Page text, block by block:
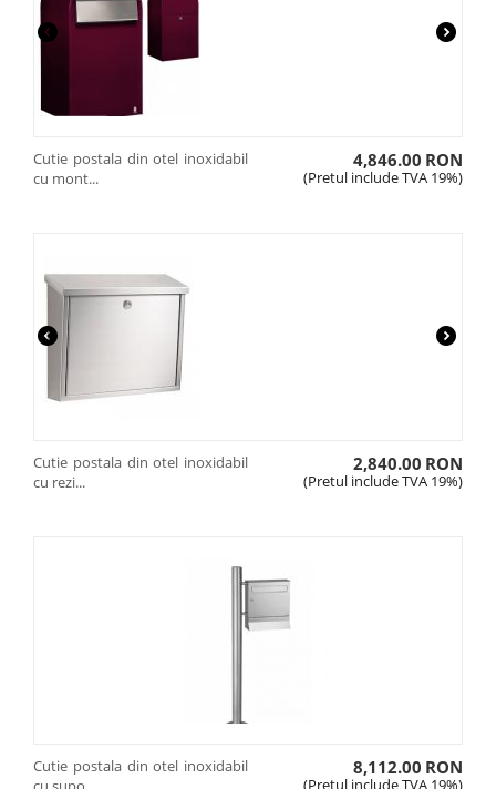
Cutie postala din otel inoxidabil
cu mont...
4,846.00 RON
(Pretul include TVA 19%)
Cutie postala din otel inoxidabil
cu rezi...
2,840.00 RON
(Pretul include TVA 19%)
Cutie postala din otel inoxidabil
8,112.00 RON
(Pretul include TVA 19%)